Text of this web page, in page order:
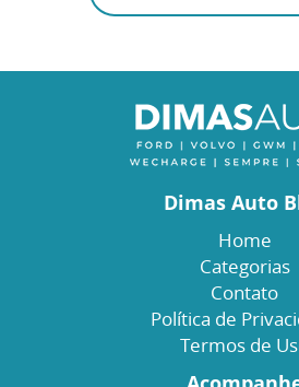
Dimas Auto
Home
Categorias
Contato
Política de
Termos de